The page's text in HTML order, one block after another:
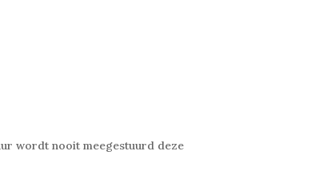
wordt nooit meegestuurd deze